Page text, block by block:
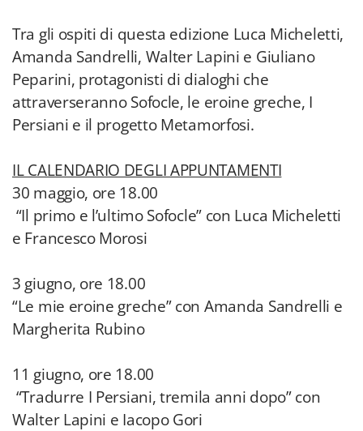
Tra gli ospiti di questa edizione Luca Micheletti,
Amanda Sandrelli, Walter Lapini e Giuliano
Peparini, protagonisti di dialoghi che
attraverseranno Sofocle, le eroine greche, I
Persiani e il progetto Metamorfosi.
IL CALENDARIO DEGLI APPUNTAMENTI
30 maggio, ore 18.00
“Il primo e l’ultimo Sofocle” con Luca Micheletti
e Francesco Morosi
3 giugno, ore 18.00
“Le mie eroine greche” con Amanda Sandrelli e
Margherita Rubino
11 giugno, ore 18.00
“Tradurre I Persiani, tremila anni dopo” con
Walter Lapini e Iacopo Gori